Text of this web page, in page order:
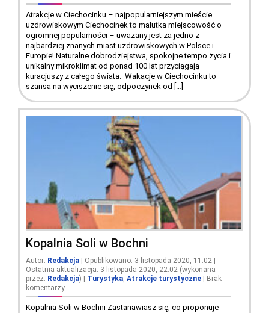
Atrakcje w Ciechocinku – najpopularniejszym mieście
uzdrowiskowym Ciechocinek to malutka miejscowość o
ogromnej popularności – uważany jest za jedno z
najbardziej znanych miast uzdrowiskowych w Polsce i
Europie! Naturalne dobrodziejstwa, spokojne tempo życia i
unikalny mikroklimat od ponad 100 lat przyciągają
kuracjuszy z całego świata. Wakacje w Ciechocinku to
szansa na wyciszenie się, odpoczynek od […]
Kopalnia Soli w Bochni
Autor: Redakcja | Opublikowano: 3 listopada 2020, 11:02 |
Ostatnia aktualizacja: 3 listopada 2020, 22:02 (wykonana
przez: Redakcja) | Turystyka Atrakcje turystyczne | Brak
komentarzy
Kopalnia Soli w Bochni Zastanawiasz się, co proponuje